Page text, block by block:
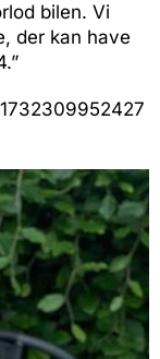
bilen. Vi
der kan have